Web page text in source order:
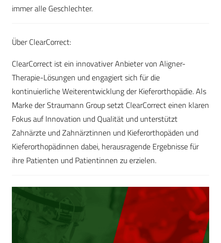
immer alle Geschlechter.
Über ClearCorrect:
ClearCorrect ist ein innovativer Anbieter von Aligner-
Therapie-Lösungen und engagiert sich für die
kontinuierliche Weiterentwicklung der Kieferorthopädie. Als
Marke der Straumann Group setzt ClearCorrect einen klaren
Fokus auf Innovation und Qualität und unterstützt
Zahnärzte und Zahnärztinnen und Kieferorthopäden und
Kieferorthopädinnen dabei, herausragende Ergebnisse für
ihre Patienten und Patientinnen zu erzielen.